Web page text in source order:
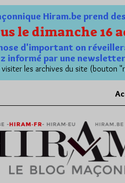
Hiram.be prend
le dimanche 16
d'important on
informé par une
les archives du site (bouton